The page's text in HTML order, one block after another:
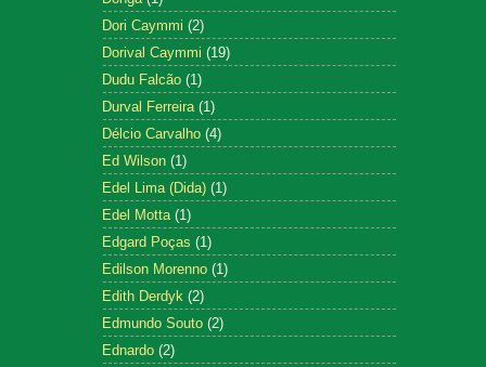
Dori Caymmi (2)
Dorival Caymmi (19)
Dudu Falcão (1)
Durval Ferreira (1)
Délcio Carvalho (4)
Ed Wilson (1)
Edel Lima (Dida) (1)
Edel Motta (1)
Edgard Poças (1)
Edilson Morenno (1)
Edith Derdyk (2)
Edmundo Souto (2)
Ednardo (2)